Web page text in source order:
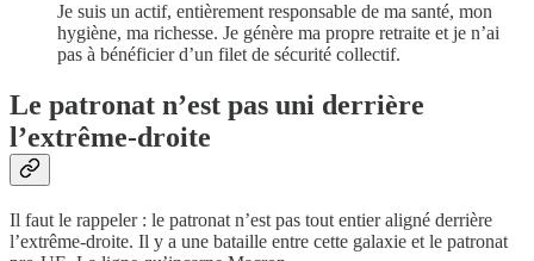
Je suis un actif, entièrement responsable de ma santé, mon
hygiène, ma richesse. Je génère ma propre retraite et je n’ai
pas à bénéficier d’un filet de sécurité collectif.
Le patronat n’est pas uni derrière
l’extrême-droite
Il faut le rappeler : le patronat n’est pas tout entier aligné derrière
l’extrême-droite. Il y a une bataille entre cette galaxie et le patronat